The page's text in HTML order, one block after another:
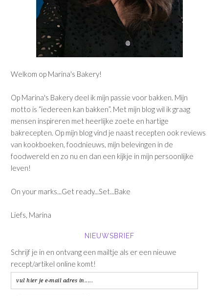
Welkom op Marina's Bakery!
Op Marina's Bakery deel ik mijn passie voor bakken. Mijn
motto is “iedereen kan bakken”. Met mijn blog wil ik graag
mensen inspireren met heerlijke zoete en hartige
bakrecepten. Op mijn blog vind je naast recepten ook reviews
van kookboeken, foodnieuws, mijn belevingen in de
foodwereld en zo nu en dan een kijkje in mijn persoonlijke
leven!
On your marks...Get ready...Set...Bake
Liefs, Marina
NIEUWSBRIEF
Schrijf je in en ontvang een mailtje als er een nieuwe
recept/artikel online komt!
vul
hier